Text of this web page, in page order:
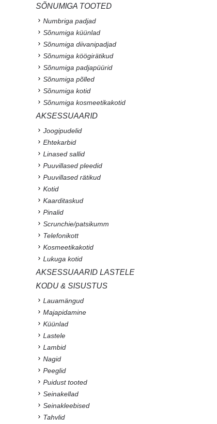
SÕNUMIGA TOOTED
Numbriga padjad
Sõnumiga küünlad
Sõnumiga diivanipadjad
Sõnumiga köögirätikud
Sõnumiga padjapüürid
Sõnumiga põlled
Sõnumiga kotid
Sõnumiga kosmeetikakotid
AKSESSUAARID
Joogipudelid
Ehtekarbid
Linased sallid
Puuvillased pleedid
Puuvillased rätikud
Kotid
Kaarditaskud
Pinalid
Scrunchie/patsikumm
Telefonikott
Kosmeetikakotid
Lukuga kotid
AKSESSUAARID LASTELE
KODU & SISUSTUS
Lauamängud
Majapidamine
Küünlad
Lastele
Lambid
Nagid
Peeglid
Puidust tooted
Seinakellad
Seinakleebised
Tahvlid